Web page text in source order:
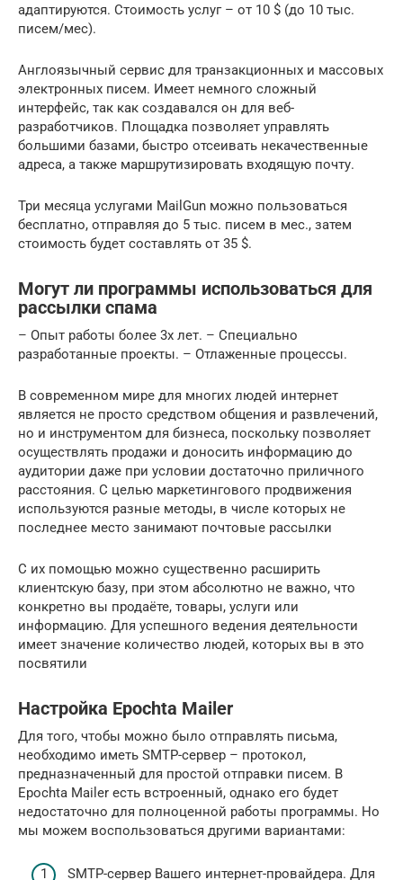
адаптируются. Стоимость услуг – от 10 $ (до 10 тыс.
писем/мес).
Англоязычный сервис для транзакционных и массовых
электронных писем. Имеет немного сложный
интерфейс, так как создавался он для веб-
разработчиков. Площадка позволяет управлять
большими базами, быстро отсеивать некачественные
адреса, а также маршрутизировать входящую почту.
Три месяца услугами MailGun можно пользоваться
бесплатно, отправляя до 5 тыс. писем в мес., затем
стоимость будет составлять от 35 $.
Могут ли программы использоваться для
рассылки спама
– Опыт работы более 3х лет. – Специально
разработанные проекты. – Отлаженные процессы.
В современном мире для многих людей интернет
является не просто средством общения и развлечений,
но и инструментом для бизнеса, поскольку позволяет
осуществлять продажи и доносить информацию до
аудитории даже при условии достаточно приличного
расстояния. С целью маркетингового продвижения
используются разные методы, в числе которых не
последнее место занимают почтовые рассылки
С их помощью можно существенно расширить
клиентскую базу, при этом абсолютно не важно, что
конкретно вы продаёте, товары, услуги или
информацию. Для успешного ведения деятельности
имеет значение количество людей, которых вы в это
посвятили
Настройка Epochta Mailer
Для того, чтобы можно было отправлять письма,
необходимо иметь SMTP-сервер – протокол,
предназначенный для простой отправки писем. В
Epochta Mailer есть встроенный, однако его будет
недостаточно для полноценной работы программы. Но
мы можем воспользоваться другими вариантами:
SMTP-сервер Вашего интернет-провайдера. Для